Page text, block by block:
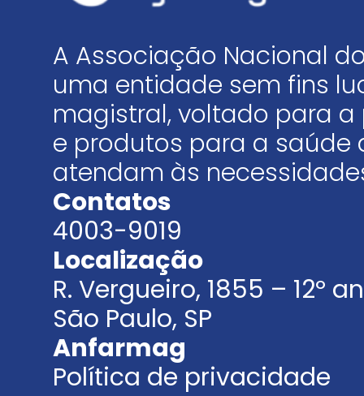
A Associação Nacional
uma entidade sem fins
magistral, voltado para
e produtos para a saúde
atendam às
Contatos
4003-9019
Localização
R. Vergueiro, 1855 – 12º
São Paulo, SP
Anfarmag
Política de privacidade